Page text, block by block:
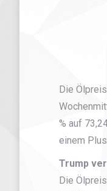
Die
% auf
einem
Trump
Die